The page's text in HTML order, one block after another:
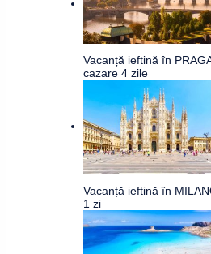
Vacanță ieftină în
cazare 4 zile
Vacanță ieftină în
1 zi